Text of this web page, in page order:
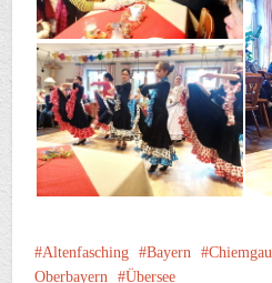
Altenfasching Bayern Chiemgau
Oberbayern
Übersee